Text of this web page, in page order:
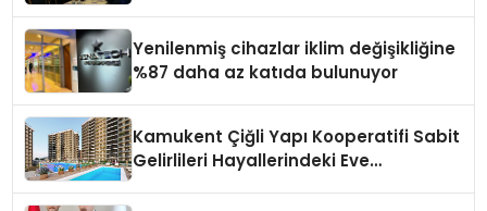
Yenilenmiş cihazlar iklim değişikliğine
%87 daha az katıda bulunuyor
Kamukent Çiğli Yapı Kooperatifi Sabit
Gelirlileri Hayallerindeki Eve